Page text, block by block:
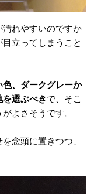
れやすいのですか
立ってしまうこと
、ダークグレーか
選ぶべきで、そこ
よさそうです。
念頭に置きつつ、